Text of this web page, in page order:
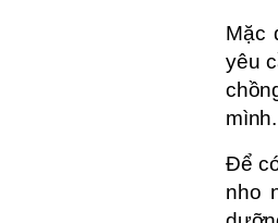
Mặc
yêu
Để
nho